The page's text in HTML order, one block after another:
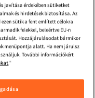
(10)
Ingyenes szállítás
470
javítása érdekében sütiketket
és hirdetések biztosítása. Az
sütik a fent említett célokra
felekkel, beleértve EU-n
Hozzájárulásodat bármikor
menüpontja alatt. Ha nem járulsz
További információkért
."